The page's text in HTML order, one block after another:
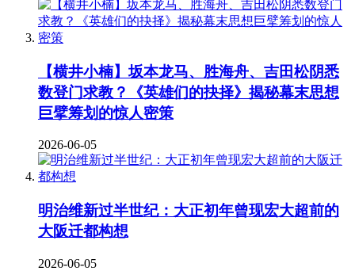
【横井小楠】坂本龙马、胜海舟、吉田松阴悉
数登门求教？《英雄们的抉择》揭秘幕末思想
巨擘筹划的惊人密策
2026-06-05
明治维新过半世纪：大正初年曾现宏大超前的
大阪迁都构想
2026-06-05